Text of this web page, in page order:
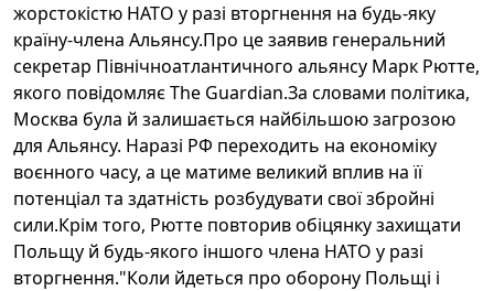
жорстокістю НАТО у разі вторгнення на будь-яку
країну-члена Альянсу.Про це заявив генеральний
секретар Північноатлантичного альянсу Марк Рютте,
якого повідомляє The Guardian.За словами політика,
Москва була й залишається найбільшою загрозою
для Альянсу. Наразі РФ переходить на економіку
воєнного часу, а це матиме великий вплив на її
потенціал та здатність розбудувати свої збройні
сили.Крім того, Рютте повторив обіцянку захищати
Польщу й будь-якого іншого члена НАТО у разі
вторгнення."Коли йдеться про оборону Польщі і